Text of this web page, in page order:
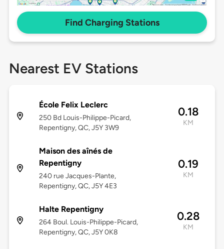
Find Charging Stations
Nearest EV Stations
École Felix Leclerc
250 Bd Louis-Philippe-Picard,
Repentigny, QC, J5Y 3W9
0.18
KM
Maison des aînés de
Repentigny
240 rue Jacques-Plante,
Repentigny, QC, J5Y 4E3
0.19
KM
Halte Repentigny
264 Boul. Louis-Philippe-Picard,
Repentigny, QC, J5Y 0K8
0.28
KM